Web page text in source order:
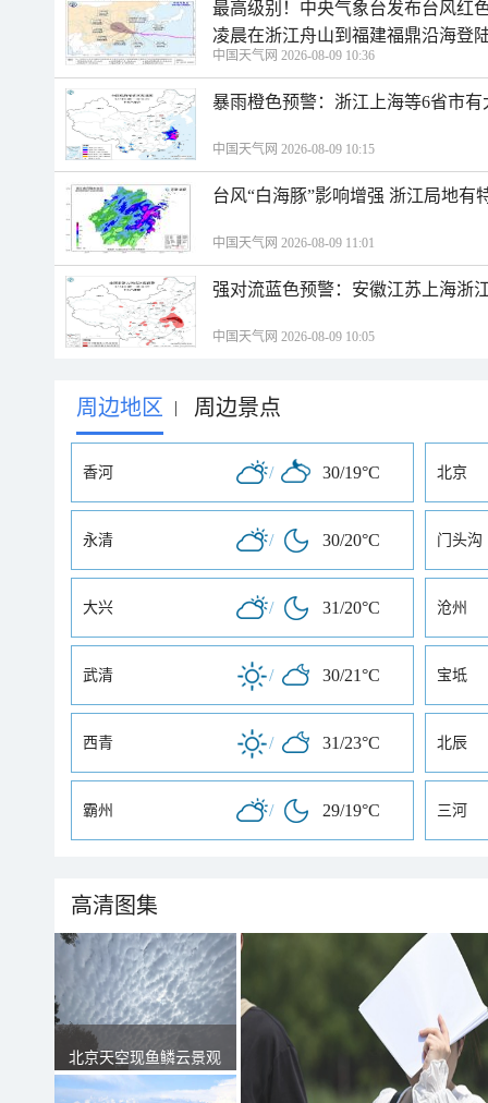
最高级别！中央气象台发布台风红
凌晨在浙江舟山到福建福鼎沿海登
中国天气网 2026-08-09 10:36
暴雨橙色预警：浙江上海等6省市
中国天气网 2026-08-09 10:15
台风“白海豚”影响增强 浙江局地有
中国天气网 2026-08-09 11:01
强对流蓝色预警：安徽江苏上海浙
中国天气网 2026-08-09 10:05
周边地区 | 周边景点
香河 / 30/19°C 北京
永清 / 30/20°C 门头沟
大兴 / 31/20°C 沧州
武清 / 30/21°C 宝坻
西青 / 31/23°C 北辰
霸州 / 29/19°C 三河
高清图集
北京天空现鱼鳞云景观